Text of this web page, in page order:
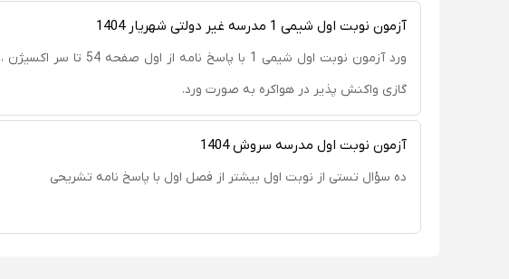
آزمون نوبت اول شیمی 1 مدرسه غیر دولتی شهریار 1404
ورد آزمون نوبت اول شیمی 1 با پاسخ نامه از اول صفحه 54 تا سر اکسیژن ،
گازی واکنش پذیر در هواکره به صورت ورد.
آزمون نوبت اول مدرسه سروش 1404
ده سؤال تستی از نوبت اول بیشتر از فصل اول با پاسخ نامه تشریحی